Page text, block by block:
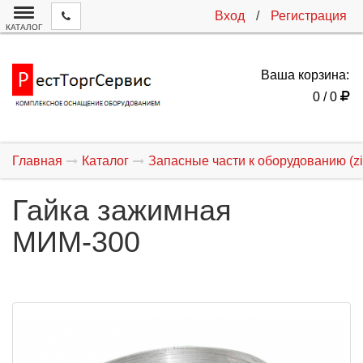
Вход / Регистрация
КАТАЛОГ
Ваша корзина:
0 / 0
Главная Каталог Запасные части к оборудованию
Гайка зажимная
МИМ-300